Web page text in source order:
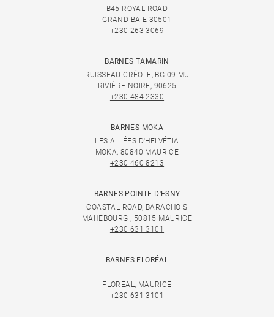
B45 ROYAL ROAD
GRAND BAIE 30501
+230 263 3069
BARNES TAMARIN
RUISSEAU CRÉOLE, BG 09 MU
RIVIÈRE NOIRE, 90625
+230 484 2330
BARNES MOKA
LES ALLÉES D'HELVÉTIA
MOKA, 80840 MAURICE
+230 460 8213
BARNES POINTE D'ESNY
COASTAL ROAD, BARACHOIS
MAHEBOURG , 50815 MAURICE
+230 631 3101
BARNES FLORÉAL
FLOREAL, MAURICE
+230 631 3101